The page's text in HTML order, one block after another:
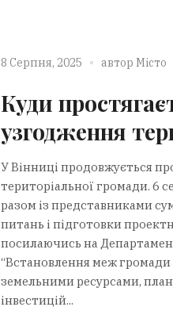
8 Серпня, 2025 автор Місто
Куди
узгодження
У Вінниці продовжується
територіальної громади. 6
разом із представниками
питань і підготовки
посилаючись на
“Встановлення меж
земельними ресурсами,
інвестицій...